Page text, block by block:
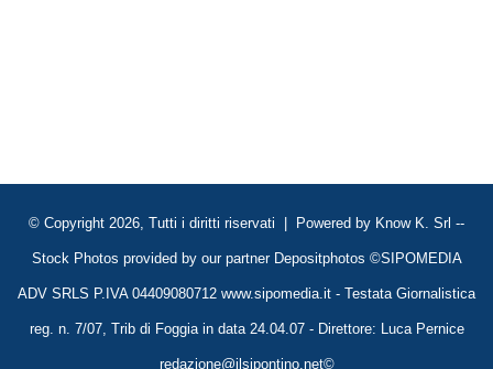
© Copyright 2026, Tutti i diritti riservati | Powered by Know K. Srl --
Stock Photos provided by our partner Depositphotos ©SIPOMEDIA
ADV SRLS P.IVA 04409080712 www.sipomedia.it - Testata Giornalistica
reg. n. 7/07, Trib di Foggia in data 24.04.07 - Direttore: Luca Pernice
redazione@ilsipontino.net©